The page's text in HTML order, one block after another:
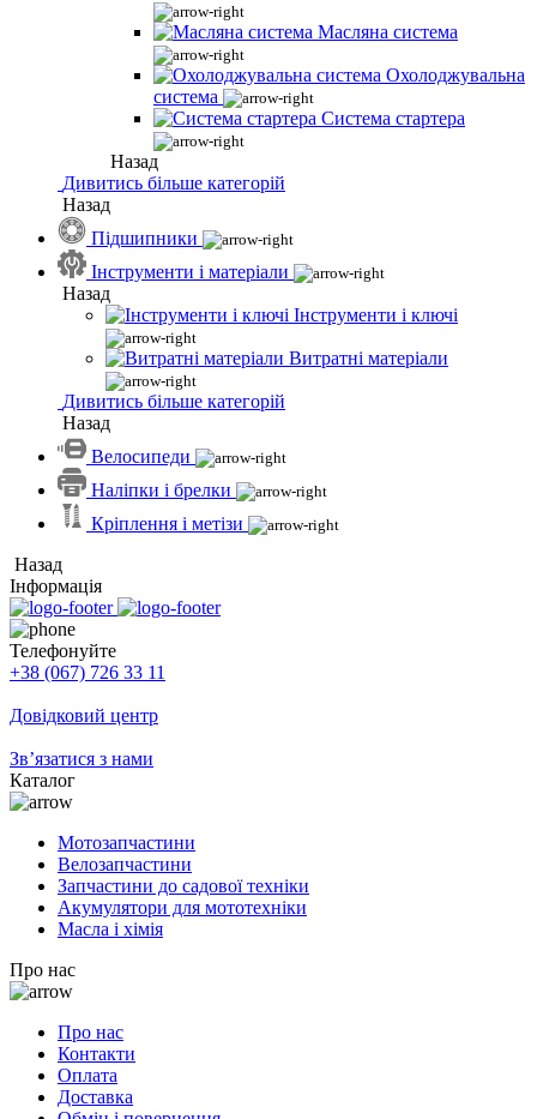
Масляна система
Охолоджувальна
система
Система стартера
Назад
Дивитись більше категорій
Назад
Підшипники
Інструменти і матеріали
Назад
Інструменти і ключі
Витратні матеріали
Дивитись більше категорій
Назад
Велосипеди
Наліпки і брелки
Кріплення і метізи
Назад
Інформація
Телефонуйте
+38 (067) 726 33 11
Довідковий центр
Зв’язатися з нами
Каталог
Мотозапчастини
Велозапчастини
Запчастини до садової техніки
Акумулятори для мототехніки
Масла і хімія
Про нас
Про нас
Контакти
Оплата
Доставка